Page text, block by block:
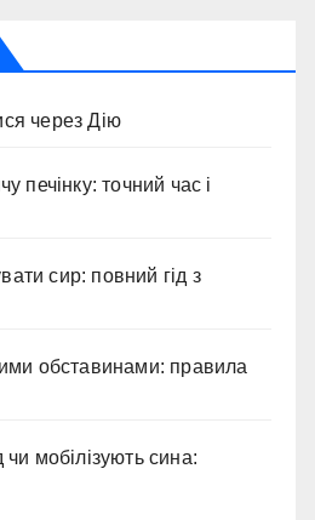
через Дію
печінку: точний час і
сир: повний гід з
обставинами: правила
мобілізують сина: